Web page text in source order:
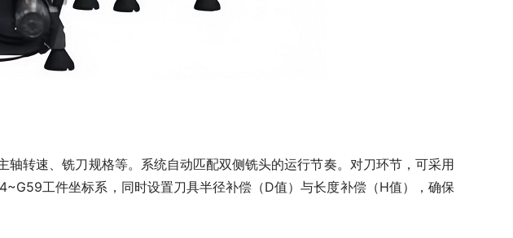
转速、铣刀规格等。系统自动匹配双侧铣头的运行节奏。对刀环节，可采用
工件坐标系，同时设置刀具半径补偿（D值）与长度补偿（H值），确保